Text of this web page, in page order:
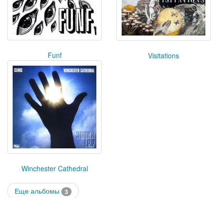
Funf Visitations
Winchester Cathedral
Еще альбомы 3